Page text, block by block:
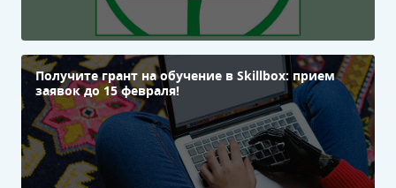
Получите грант на обучение в Skillbox: прием
заявок до 15 февраля!